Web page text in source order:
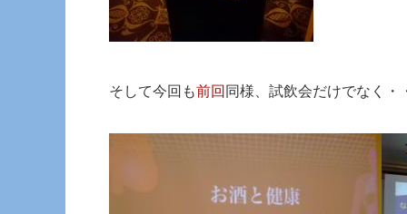
そして今回も前回 同様、試飲会だけでなく・